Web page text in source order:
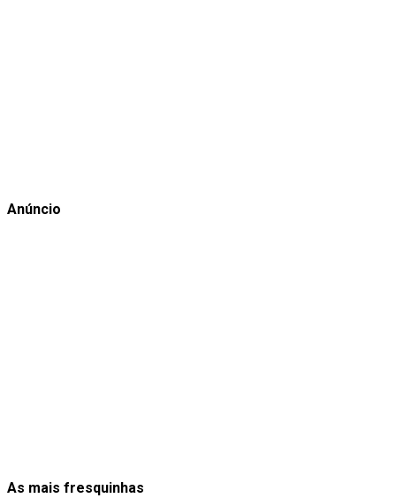
Anúncio
As mais fresquinhas